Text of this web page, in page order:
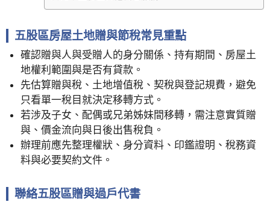
五股區房屋土地贈與節稅常見重點
確認贈與人與受贈人的身分關係、持有期間、房屋土
地權利範圍與是否有貸款。
先估算贈與稅、土地增值稅、契稅與登記規費，避免
只看單一稅目就決定移轉方式。
若涉及子女、配偶或兄弟姊妹間移轉，需注意實質贈
與、價金流向與日後出售稅負。
辦理前應先整理權狀、身分資料、印鑑證明、稅務資
料與必要契約文件。
聯絡五股區贈與過戶代書